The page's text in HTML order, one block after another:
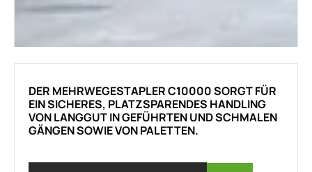
DER MEHRWEGESTAPLER C10000 SORGT FÜR
EIN SICHERES, PLATZSPARENDES HANDLING
VON LANGGUT IN GEFÜHRTEN UND SCHMALEN
GÄNGEN SOWIE VON PALETTEN.